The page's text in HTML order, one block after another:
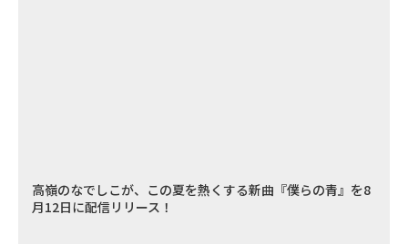
高嶺のなでしこが、この夏を熱くする新曲『僕らの青』を8
月12日に配信リリース！